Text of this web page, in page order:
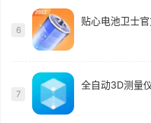
6
贴心电池卫士
7
全自动3D测量